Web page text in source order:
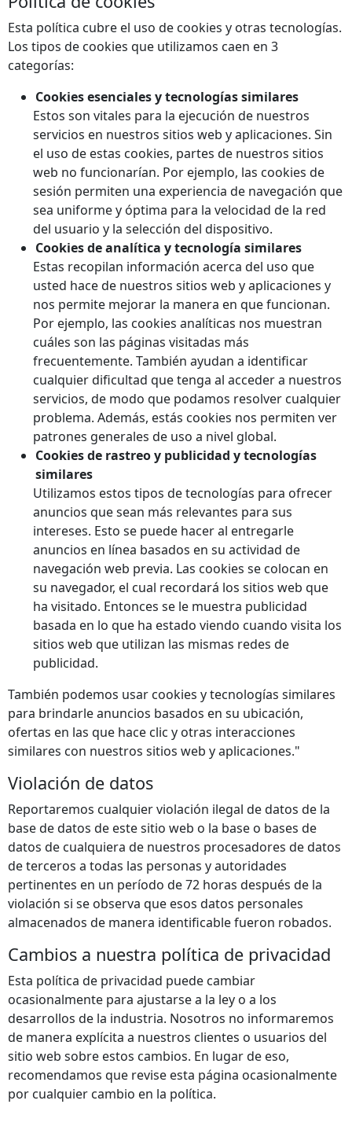
Esta política cubre el uso de cookies y otras tecnologías.
Los tipos de cookies que utilizamos caen en 3
categorías:
Cookies esenciales y tecnologías similares
Estos son vitales para la ejecución de nuestros
servicios en nuestros sitios web y aplicaciones. Sin
el uso de estas cookies, partes de nuestros sitios
web no funcionarían. Por ejemplo, las cookies de
sesión permiten una experiencia de navegación que
sea uniforme y óptima para la velocidad de la red
del usuario y la selección del dispositivo.
Cookies de analítica y tecnología similares
Estas recopilan información acerca del uso que
usted hace de nuestros sitios web y aplicaciones y
nos permite mejorar la manera en que funcionan.
Por ejemplo, las cookies analíticas nos muestran
cuáles son las páginas visitadas más
frecuentemente. También ayudan a identificar
cualquier dificultad que tenga al acceder a nuestros
servicios, de modo que podamos resolver cualquier
problema. Además, estás cookies nos permiten ver
patrones generales de uso a nivel global.
Cookies de rastreo y publicidad y tecnologías
similares
Utilizamos estos tipos de tecnologías para ofrecer
anuncios que sean más relevantes para sus
intereses. Esto se puede hacer al entregarle
anuncios en línea basados en su actividad de
navegación web previa. Las cookies se colocan en
su navegador, el cual recordará los sitios web que
ha visitado. Entonces se le muestra publicidad
basada en lo que ha estado viendo cuando visita los
sitios web que utilizan las mismas redes de
publicidad.
También podemos usar cookies y tecnologías similares
para brindarle anuncios basados en su ubicación,
ofertas en las que hace clic y otras interacciones
similares con nuestros sitios web y aplicaciones."
Violación de datos
Reportaremos cualquier violación ilegal de datos de la
base de datos de este sitio web o la base o bases de
datos de cualquiera de nuestros procesadores de datos
de terceros a todas las personas y autoridades
pertinentes en un período de 72 horas después de la
violación si se observa que esos datos personales
almacenados de manera identificable fueron robados.
Cambios a nuestra política de privacidad
Esta política de privacidad puede cambiar
ocasionalmente para ajustarse a la ley o a los
desarrollos de la industria. Nosotros no informaremos
de manera explícita a nuestros clientes o usuarios del
sitio web sobre estos cambios. En lugar de eso,
recomendamos que revise esta página ocasionalmente
por cualquier cambio en la política.